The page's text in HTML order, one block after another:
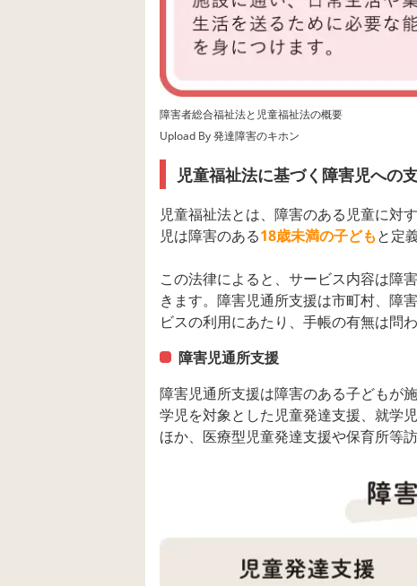
障害者総合福祉法と児童福祉法の概要
Upload By 発達障害のキホン
児童福祉法に基づく障害児への
児童福祉法とは、障害のある児童に対
児は障害のある18歳未満の子どもと定
この法律によると、サービス内容は障
きます。障害児通所支援は市町村、障
ビスの利用にあたり、手帳の有無は問わ
障害児通所支援
障害児通所支援は障害のある子どもが
学児を対象とした児童発達支援、就学
ほか、医療型児童発達支援や保育所等